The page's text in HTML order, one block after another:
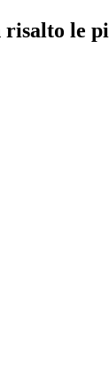
risalto le